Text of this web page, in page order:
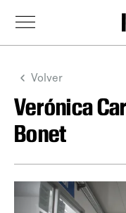
Volver
Verónica
Bonet